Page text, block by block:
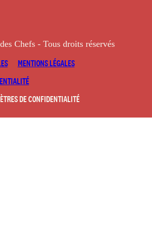
Chefs - Tous droits réservés
MENTIONS LÉGALES
DE CONFIDENTIALITÉ